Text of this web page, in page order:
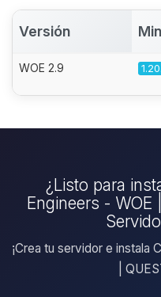
Versión
WOE 2.9
¿Listo para
Engineers - WOE
¡Crea tu servidor e instala
|